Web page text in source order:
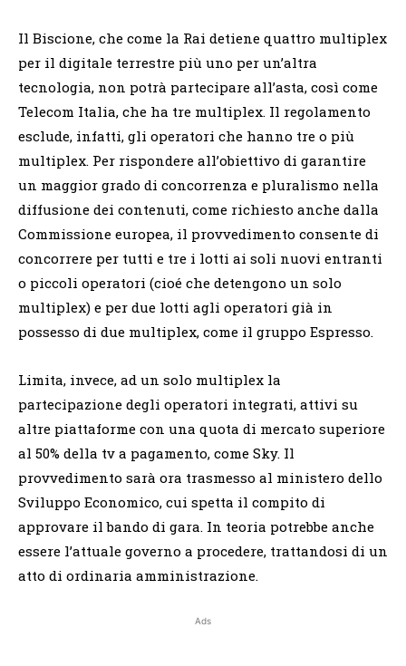
Il Biscione, che come la Rai detiene quattro multiplex
per il digitale terrestre più uno per un’altra
tecnologia, non potrà partecipare all’asta, così come
Telecom Italia, che ha tre multiplex. Il regolamento
esclude, infatti, gli operatori che hanno tre o più
multiplex. Per rispondere all’obiettivo di garantire
un maggior grado di concorrenza e pluralismo nella
diffusione dei contenuti, come richiesto anche dalla
Commissione europea, il provvedimento consente di
concorrere per tutti e tre i lotti ai soli nuovi entranti
o piccoli operatori (cioé che detengono un solo
multiplex) e per due lotti agli operatori già in
possesso di due multiplex, come il gruppo Espresso.
Limita, invece, ad un solo multiplex la
partecipazione degli operatori integrati, attivi su
altre piattaforme con una quota di mercato superiore
al 50% della tv a pagamento, come Sky. Il
provvedimento sarà ora trasmesso al ministero dello
Sviluppo Economico, cui spetta il compito di
approvare il bando di gara. In teoria potrebbe anche
essere l’attuale governo a procedere, trattandosi di un
atto di ordinaria amministrazione.
Ads